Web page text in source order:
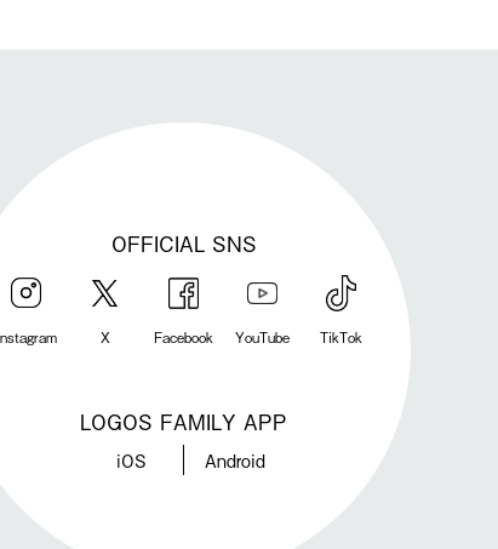
OFFICIAL SNS
X Facebook YouTube TikTok
LOGOS FAMILY APP
iOS Android